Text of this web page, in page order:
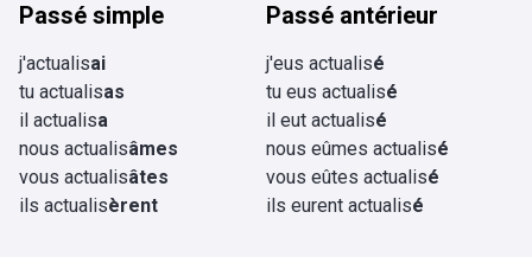
Passé simple
j'actualisai
tu actualisas
il actualisa
nous actualisâmes
vous actualisâtes
ils actualisèrent
Passé antérieur
j'eus actualisé
tu eus actualisé
il eut actualisé
nous eûmes actualisé
vous eûtes actualisé
ils eurent actualisé